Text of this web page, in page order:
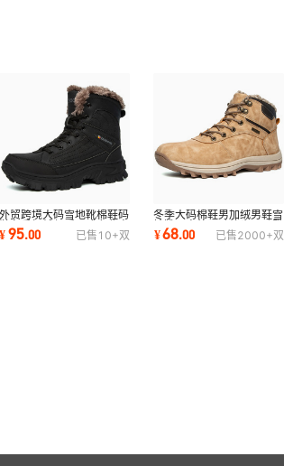
外贸跨境大码雪地靴棉鞋码
鞋冬季加绒保暖男式东北高
帮登山靴子男
¥95.00 已售 10+双
冬季大码棉鞋男加绒男鞋雪
地靴男户外运动徒步运动登
山鞋批发代发
¥68.00 已售2000+双